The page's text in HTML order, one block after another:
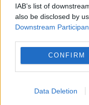
IAB’s list of
also be disclosed by
Downstream
CONFIRM
Data Deletion